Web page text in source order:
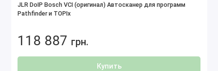
JLR DoIP Bosch VCI (оригинал) Автосканер для программ
Pathfinder и TOPIx
118 887 грн.
Купить